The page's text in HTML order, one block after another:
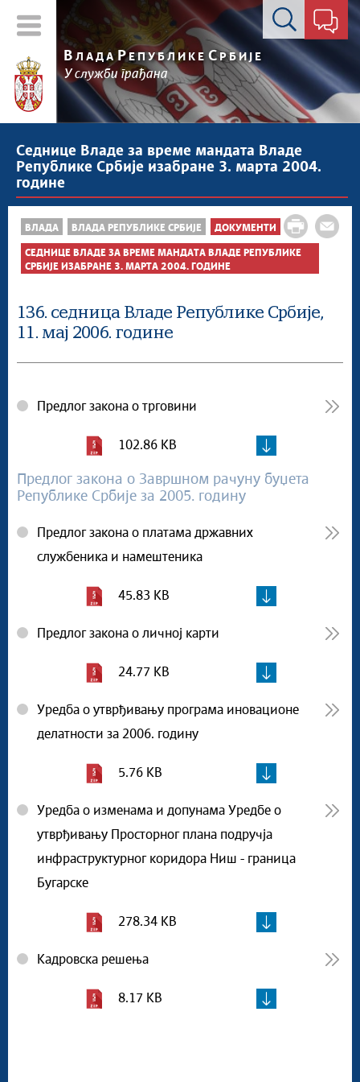
Контакт форма
В ЛАДА РЕПУБЛИКЕ СРБИЈЕ
У служби грађана
Седнице Владе за време мандата Владе
Републике Србије изабране 3. марта 2004.
године
ВЛАДА ВЛАДА РЕПУБЛИКЕ СРБИЈЕ ДОКУМЕНТИ
СЕДНИЦЕ ВЛАДЕ ЗА ВРЕМЕ МАНДАТА ВЛАДЕ РЕПУБЛИКЕ
СРБИЈЕ ИЗАБРАНЕ 3. МАРТА 2004. ГОДИНЕ
136. седница Владе Републике Србије,
11. мај 2006. године
Предлог закона о трговини
102.86 KB
Предлог закона о Завршном рачуну буџета
Републике Србије за 2005. годину
Предлог закона о платама државних
службеника и намештеника
45.83 KB
Предлог закона о личној карти
24.77 KB
Уредба о утврђивању програма иновационе
делатности за 2006. годину
5.76 KB
Уредба о изменама и допунама Уредбе о
утврђивању Просторног плана подручја
инфраструктурног коридора Ниш - граница
Бугарске
278.34 KB
Кадровска решења
8.17 KB